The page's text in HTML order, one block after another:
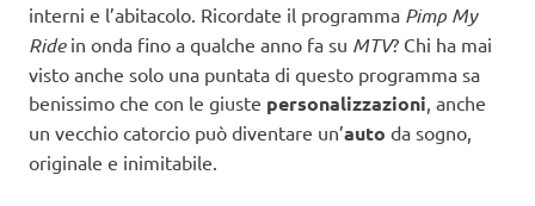
interni e l’abitacolo. Ricordate il programma Pimp My
Ride in onda fino a qualche anno fa su MTV? Chi ha mai
visto anche solo una puntata di questo programma sa
benissimo che con le giuste personalizzazioni, anche
un vecchio catorcio può diventare un’auto da sogno,
originale e inimitabile.